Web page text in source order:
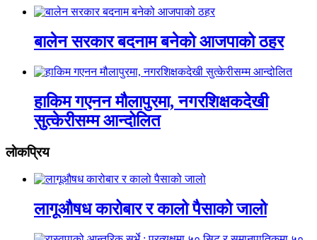
बालेन सरकार बदनाम बनेको आजपाको ठहर
हाकिम गएनन मौलापुरमा, नगरशिक्षकदेखी
सुत्केरीसम्म आन्दोलित
लाेकप्रिय
लागूऔषध कारोबार र कालो पैसाको जालो